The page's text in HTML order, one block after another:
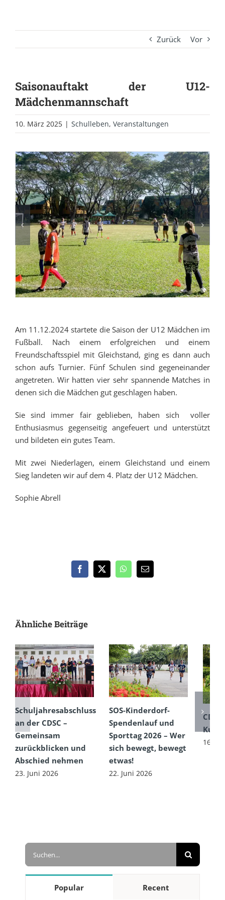
Zurück Vor
Saisonauftakt der U12-
Mädchenmannschaft
10. März 2025 | Schulleben, Veranstaltungen
Am 11.12.2024 startete die Saison der U12 Mädchen im
Fußball. Nach einem erfolgreichen und einem
Freundschaftsspiel mit Gleichstand, ging es dann auch
schon aufs Turnier. Fünf Schulen sind gegeneinander
angetreten. Wir hatten vier sehr spannende Matches in
denen sich die Mädchen gut geschlagen haben.
Sie sind immer fair geblieben, haben sich voller
Enthusiasmus gegenseitig angefeuert und unterstützt
und bildeten ein gutes Team.
Mit zwei Niederlagen, einem Gleichstand und einem
Sieg landeten wir auf dem 4. Platz der U12 Mädchen.
Sophie Abrell
Facebook
X WhatsApp
E-
Ähnliche Beiträge
Schuljahresabschluss
an der CDSC –
Gemeinsam
zurückblicken und
Abschied nehmen
23. Juni 2026
SOS-Kinderdorf-
Spendenlauf und
Sporttag 2026 – Wer
sich bewegt, bewegt
etwas!
22. Juni 2026
CDSC
16.
Suche
Popular Recent